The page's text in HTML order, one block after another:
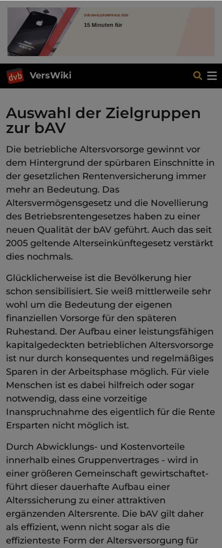
VersWiki
Auswahl der Zielgruppen
zur bAV
Die betriebliche Altersvorsorge gewinnt vor
dem Hintergrund der spürbaren Einschnitte in
der gesetzlichen Rentenversicherung immer
mehr an Bedeutung. Das
Altersvermögensgesetz und die Novellierung
des Betriebsrentengesetzes haben zu einer
neuen Qualität der bAV geführt. Auch das seit
2005 geltende Alterseinkünftegesetz verstärkt
dies nochmals.
Glücklicherweise ist die Bevölkerung hier
schon sensibilisiert. Sie weiß mittlerweile sehr
wohl um die Bedeutung der eigenen
finanziellen Vorsorge für den späteren
Ruhestand. Der Aufbau einer leistungsfähigen
kapitalgedeckten betrieblichen Altersvorsorge
ist nur durch konsequentes und regelmäßiges
Sparen in der Arbeitsphase möglich. Für viele
Menschen ist es dabei hilfreich oder sogar
notwendig, dass eine vorzeitige
Inanspruchnahme des eigentlich für die Rente
Ersparten nicht möglich ist.
Durch Abwicklungs- und Kostenvorteile
innerhalb eines Gruppenvertrages - wird in
einer größeren Gemeinschaft gewirtschaftet-
führt dieser dauerhafte Aufbau einer
Alterssicherung zu einer attraktiven
ergänzenden Altersrente. Die bAV gilt daher
als effizient, wenn nicht sogar als die
effizienteste Form der Altersversorgung für